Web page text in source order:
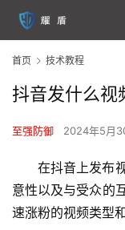
首页 技术教程
抖音发什么视
至强防御 2024年5月
在抖音上发布
意性以及与受众的
速涨粉的视频类型和